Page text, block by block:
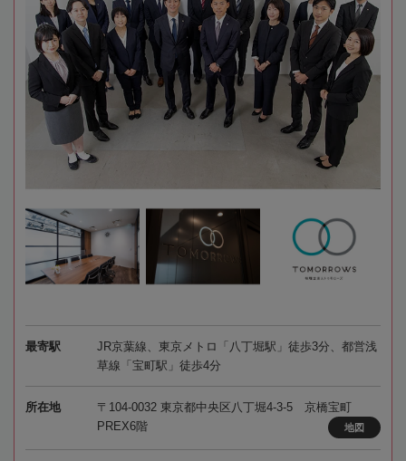
最寄駅
JR京葉線、東京メトロ「八丁堀駅」徒歩3分、都営浅
草線「宝町駅」徒歩4分
所在地
〒104-0032 東京都中央区八丁堀4-3-5 京橋宝町
PREX6階
地図